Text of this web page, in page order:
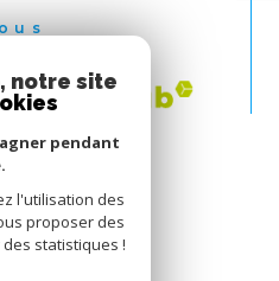
Nous
notre site
pendant
l'utilisation des
proposer des
statistiques !